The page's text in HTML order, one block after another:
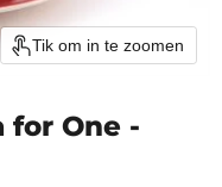
Tik om in te zoomen
for One -